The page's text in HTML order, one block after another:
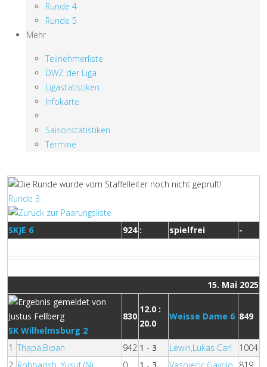
Runde 4
Runde 5
Mehr
Teilnehmerliste
DWZ der Liga
Ligastatistiken
Infokarte
Saisonstatistiken
Termine
Runde 3
SKJE 6 924 : spielfrei -
15. Mai 2025
SK Wilhelmsburg 2
830
12.0 :
20.0
Weisse Dame 6 849
1 Thapa,Bipan 942 1 - 3 Lewin,Lukas Carl
1004